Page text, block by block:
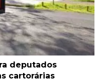
deputados
cartorárias